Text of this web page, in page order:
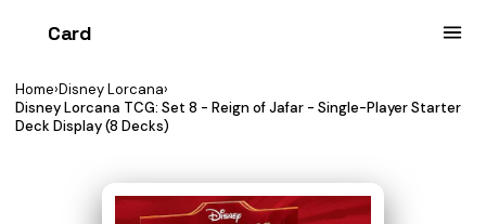
Card
Home›Disney Lorcana›
Disney Lorcana TCG: Set 8 - Reign of Jafar - Single-Player Starter
Deck Display (8 Decks)